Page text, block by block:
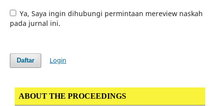
Ya, Saya ingin dihubungi permintaan mereview naskah
pada jurnal ini.
Daftar Login
ABOUT THE PROCEEDINGS